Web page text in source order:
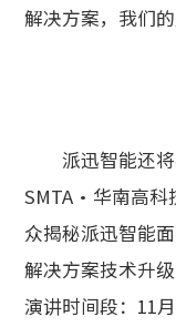
解决方案，我们
派迅智能还
SMTA·华南高科
众揭秘派迅智能
解决方案技术升级
演讲时间段：11